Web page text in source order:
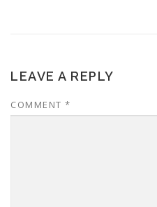
LEAVE A REPLY
COMMENT *